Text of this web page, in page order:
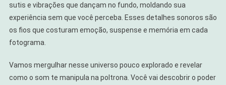
sutis e vibrações que dançam no fundo, moldando sua
experiência sem que você perceba. Esses detalhes sonoros são
os fios que costuram emoção, suspense e memória em cada
fotograma.
Vamos mergulhar nesse universo pouco explorado e revelar
como o som te manipula na poltrona. Você vai descobrir o poder